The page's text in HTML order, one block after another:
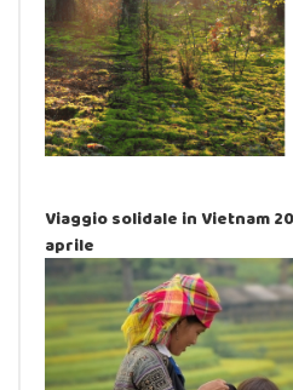
Viaggio solidale in Vietnam
aprile